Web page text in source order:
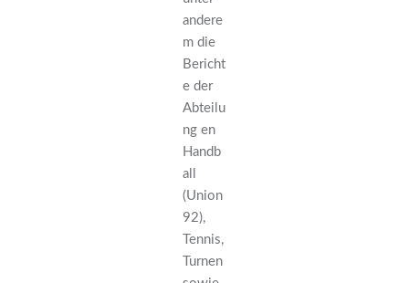
andere
m die
Bericht
e der
Abteilu
ng en
Handb
all
(Union
92),
Tennis,
Turnen